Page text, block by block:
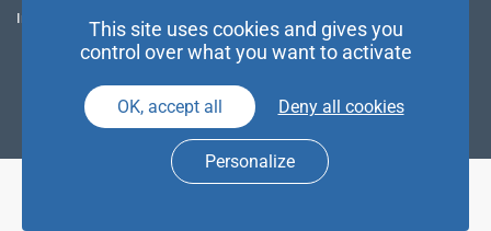
Installer Ability Browser sur Mac
This site uses cookies and gives you
control over what you want to activate
OK, accept all Deny all cookies
Personalize